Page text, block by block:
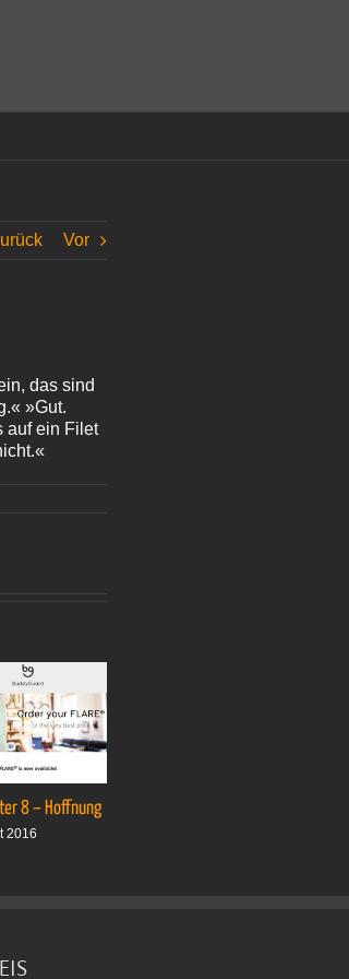
Vor
das sind
»Gut.
auf ein Filet
8 – Hoffnung
2016
Cookies gesetzt werden.